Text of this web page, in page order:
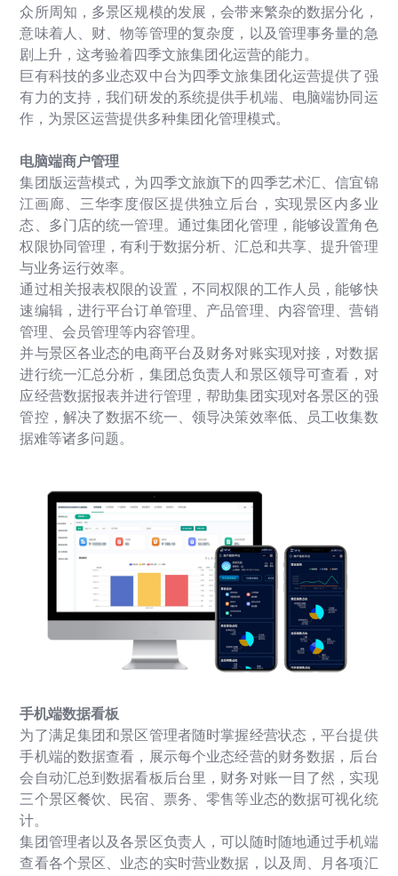
众所周知，多景区规模的发展，会带来繁杂的数据分化，
意味着人、财、物等管理的复杂度，以及管理事务量的急
剧上升，这考验着四季文旅集团化运营的能力。
巨有科技的多业态双中台为四季文旅集团化运营提供了强
有力的支持，我们研发的系统提供手机端、电脑端协同运
作，为景区运营提供多种集团化管理模式。
电脑端商户管理
集团版运营模式，为四季文旅旗下的四季艺术汇、信宜锦
江画廊、三华李度假区提供独立后台，实现景区内多业
态、多门店的统一管理。通过集团化管理，能够设置角色
权限协同管理，有利于数据分析、汇总和共享、提升管理
与业务运行效率。
通过相关报表权限的设置，不同权限的工作人员，能够快
速编辑，进行平台订单管理、产品管理、内容管理、营销
管理、会员管理等内容管理。
并与景区各业态的电商平台及财务对账实现对接，对数据
进行统一汇总分析，集团总负责人和景区领导可查看，对
应经营数据报表并进行管理，帮助集团实现对各景区的强
管控，解决了数据不统一、领导决策效率低、员工收集数
据难等诸多问题。
手机端数据看板
为了满足集团和景区管理者随时掌握经营状态，平台提供
手机端的数据查看，展示每个业态经营的财务数据，后台
会自动汇总到数据看板后台里，财务对账一目了然，实现
三个景区餐饮、民宿、票务、零售等业态的数据可视化统
计。
集团管理者以及各景区负责人，可以随时随地通过手机端
查看各个景区、业态的实时营业数据，以及周、月各项汇